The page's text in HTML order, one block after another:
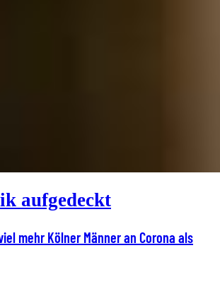
aufgedeckt
mehr Kölner Männer an Corona als